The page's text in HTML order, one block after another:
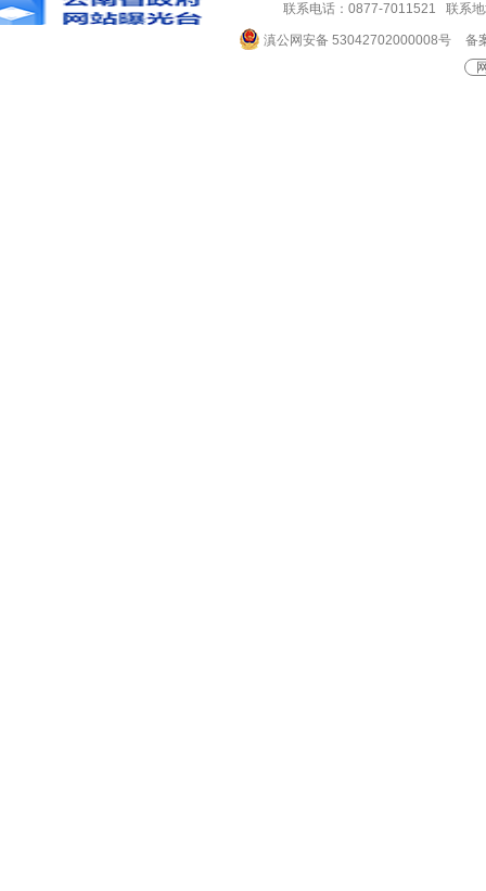
联系电话：0877-7011521 联系
滇公网安备 53042702000008号
备